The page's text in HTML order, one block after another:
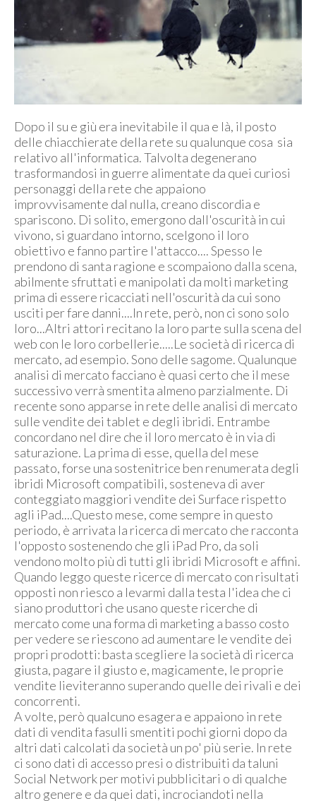
Dopo il su e giù era inevitabile il qua e là, il posto
delle chiacchierate della rete su qualunque cosa sia
relativo all'informatica. Talvolta degenerano
trasformandosi in guerre alimentate da quei curiosi
personaggi della rete che appaiono
improvvisamente dal nulla, creano discordia e
spariscono. Di solito, emergono dall'oscurità in cui
vivono, si guardano intorno, scelgono il loro
obiettivo e fanno partire l'attacco.... Spesso le
prendono di santa ragione e scompaiono dalla scena,
abilmente sfruttati e manipolati da molti marketing
prima di essere ricacciati nell'oscurità da cui sono
usciti per fare danni....In rete, però, non ci sono solo
loro...Altri attori recitano la loro parte sulla scena del
web con le loro corbellerie.....Le società di ricerca di
mercato, ad esempio. Sono delle sagome. Qualunque
analisi di mercato facciano è quasi certo che il mese
successivo verrà smentita almeno parzialmente. Di
recente sono apparse in rete delle analisi di mercato
sulle vendite dei tablet e degli ibridi. Entrambe
concordano nel dire che il loro mercato è in via di
saturazione. La prima di esse, quella del mese
passato, forse una sostenitrice ben renumerata degli
ibridi Microsoft compatibili, sosteneva di aver
conteggiato maggiori vendite dei Surface rispetto
agli iPad....Questo mese, come sempre in questo
periodo, è arrivata la ricerca di mercato che racconta
l'opposto sostenendo che gli iPad Pro, da soli
vendono molto più di tutti gli ibridi Microsoft e affini.
Quando leggo queste ricerce di mercato con risultati
opposti non riesco a levarmi dalla testa l'idea che ci
siano produttori che usano queste ricerche di
mercato come una forma di marketing a basso costo
per vedere se riescono ad aumentare le vendite dei
propri prodotti: basta scegliere la società di ricerca
giusta, pagare il giusto e, magicamente, le proprie
vendite lieviteranno superando quelle dei rivali e dei
concorrenti.
A volte, però qualcuno esagera e appaiono in rete
dati di vendita fasulli smentiti pochi giorni dopo da
altri dati calcolati da società un po' più serie. In rete
ci sono dati di accesso presi o distribuiti da taluni
Social Network per motivi pubblicitari o di qualche
altro genere e da quei dati, incrociandoti nella